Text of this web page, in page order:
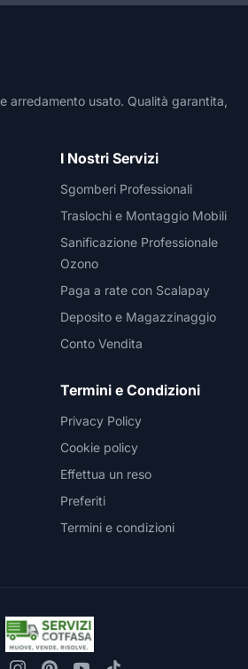
arredamento usato. Qualità garantita,
I Nostri Servizi
Sgomberi Professionali
Traslochi e Montaggio Mobili
Sanificazione Professionale
Ozono
Paga a rate con Scalapay
Deposito e Magazzinaggio
Conto Vendita
Termini e Condizioni
Privacy Policy
Cookie policy
Effettua un reso
Preferiti
Termini e condizioni